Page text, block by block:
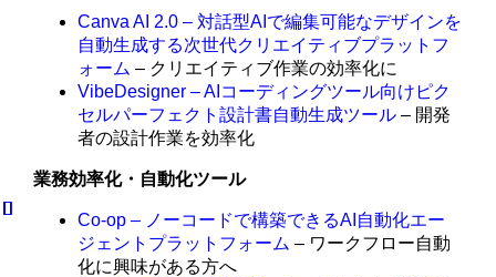
Canva AI 2.0 – 対話型AIで編集可能なデザインを
自動生成する次世代クリエイティブプラットフ
ォーム – クリエイティブ作業の効率化に
VibeDesigner – AIコーディングツール向けピク
セルパーフェクト設計書自動生成ツール – 開発
者の設計作業を効率化
業務効率化・自動化ツール
Co-op – ノーコードで構築できるAI自動化エー
ジェントプラットフォーム – ワークフロー自動
化に興味がある方へ